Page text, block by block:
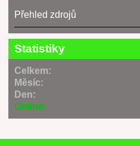
Přehled zdrojů
Statistiky
Online:
Celkem:
Měsíc:
Den: